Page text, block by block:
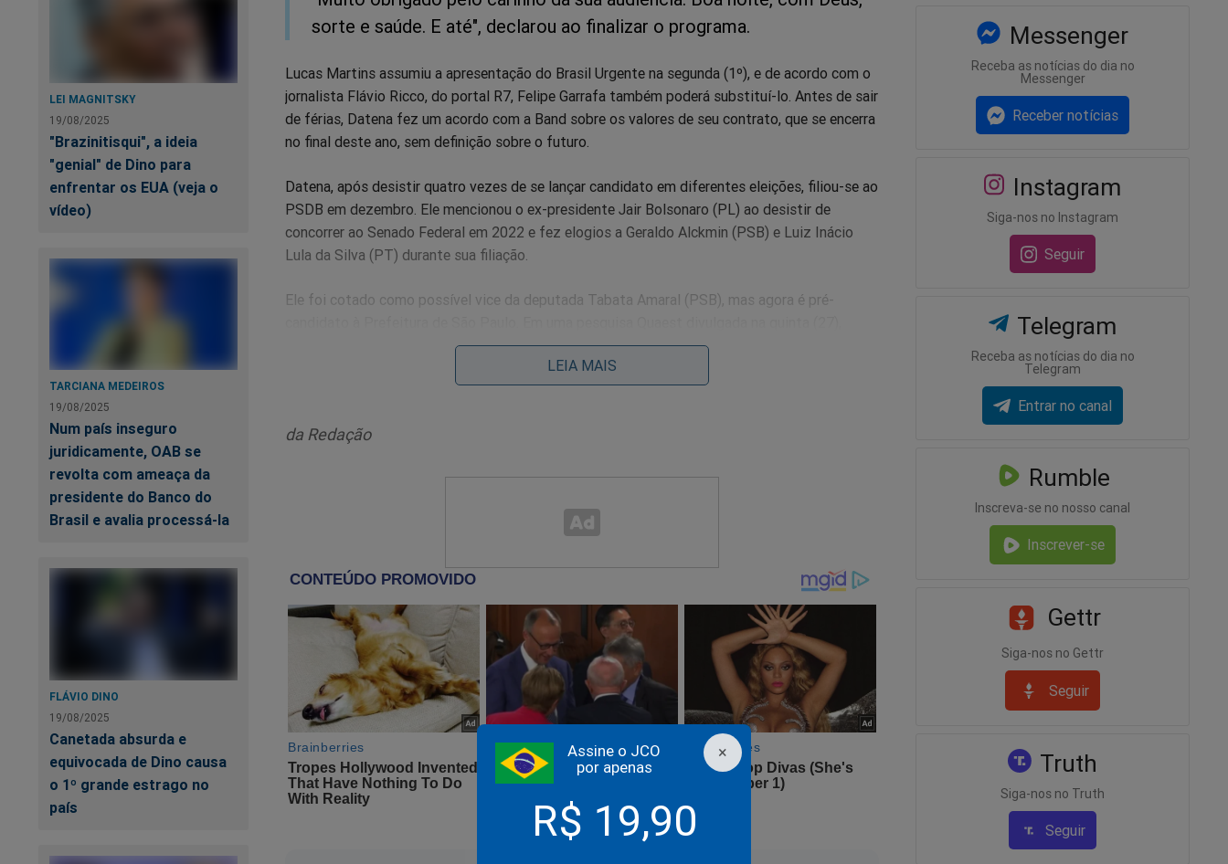
×
Assine o JCO
por apenas
R$ 19,90
LEI MAGNITSKY
19/08/2025
"Brazinitisqui", a ideia
"genial" de Dino para
enfrentar os EUA (veja o
vídeo)
TARCIANA MEDEIROS
19/08/2025
Num país inseguro
juridicamente, OAB se
revolta com ameaça da
presidente do Banco do
Brasil e avalia processá-la
FLÁVIO DINO
19/08/2025
Canetada absurda e
equivocada de Dino causa
o 1º grande estrago no
país
sorte e saúde. E até", declarou ao finalizar o programa.
Lucas Martins assumiu a apresentação do Brasil Urgente na segunda (1º), e de acordo com o
jornalista Flávio Ricco, do portal R7, Felipe Garrafa também poderá substituí-lo. Antes de sair
de férias, Datena fez um acordo com a Band sobre os valores de seu contrato, que se encerra
no final deste ano, sem definição sobre o futuro.
Datena, após desistir quatro vezes de se lançar candidato em diferentes eleições, filiou-se ao
PSDB em dezembro. Ele mencionou o ex-presidente Jair Bolsonaro (PL) ao desistir de
concorrer ao Senado Federal em 2022 e fez elogios a Geraldo Alckmin (PSB) e Luiz Inácio
Lula da Silva (PT) durante sua filiação.
Ele foi cotado como possível vice da deputada Tabata Amaral (PSB), mas agora é pré-
Datena obteve 17% das intenções de voto.
Durante o lançamento de sua pré-candidatura, Datena afirmou que não pretende desistir
O presidente municipal do PSDB, José Aníbal, informou ao UOL que Datena deve tirar uma
URGENTE: Ministro do TSE anula condenação de Bolsonaro
LEIA MAIS
da Redação
Messenger
Receba as notícias do dia no
Messenger
Receber notícias
Instagram
Siga-nos no Instagram
Seguir
Telegram
Receba as notícias do dia no
Telegram
Entrar no canal
Rumble
Inscreva-se no nosso canal
Inscrever-se
Gettr
Siga-nos no Gettr
Seguir
Truth
Siga-nos no Truth
Seguir